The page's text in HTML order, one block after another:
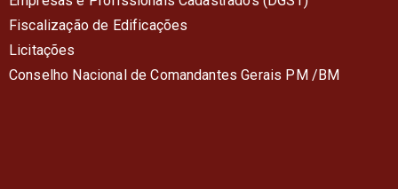
Fiscalização de Edificações
Licitações
Conselho Nacional de Comandantes Gerais PM /BM